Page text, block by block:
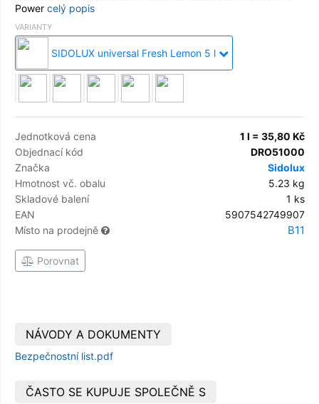
Power celý popis
VARIANTY
SIDOLUX universal Fresh Lemon 5 l
Jednotková cena
1 l = 35,80 Kč
Objednací kód
DRO51000
Značka
Sidolux
Hmotnost vč. obalu
5.23 kg
Skladové balení
1 ks
EAN
5907542749907
Místo na prodejně
B11
Porovnat
NÁVODY A DOKUMENTY
Bezpečnostní list.pdf
ČASTO SE KUPUJE SPOLEČNĚ S